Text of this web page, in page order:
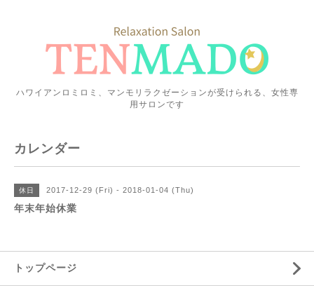
ハワイアンロミロミ、マンモリラクゼーションが受けられる、女性専
用サロンです
カレンダー
休日 2017-12-29 (Fri) - 2018-01-04 (Thu)
年末年始休業
トップページ